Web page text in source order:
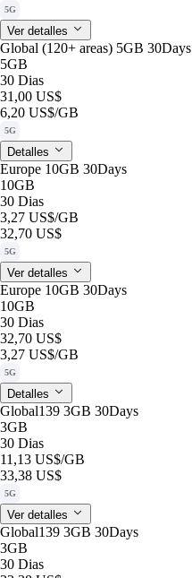
5G
Ver detalles
Global (120+ areas) 5GB 30Days
5GB
30 Dias
31,00 US$
6,20 US$/GB
5G
Detalles
Europe 10GB 30Days
10GB
30 Dias
3,27 US$/GB
32,70 US$
5G
Ver detalles
Europe 10GB 30Days
10GB
30 Dias
32,70 US$
3,27 US$/GB
5G
Detalles
Global139 3GB 30Days
3GB
30 Dias
11,13 US$/GB
33,38 US$
5G
Ver detalles
Global139 3GB 30Days
3GB
30 Dias